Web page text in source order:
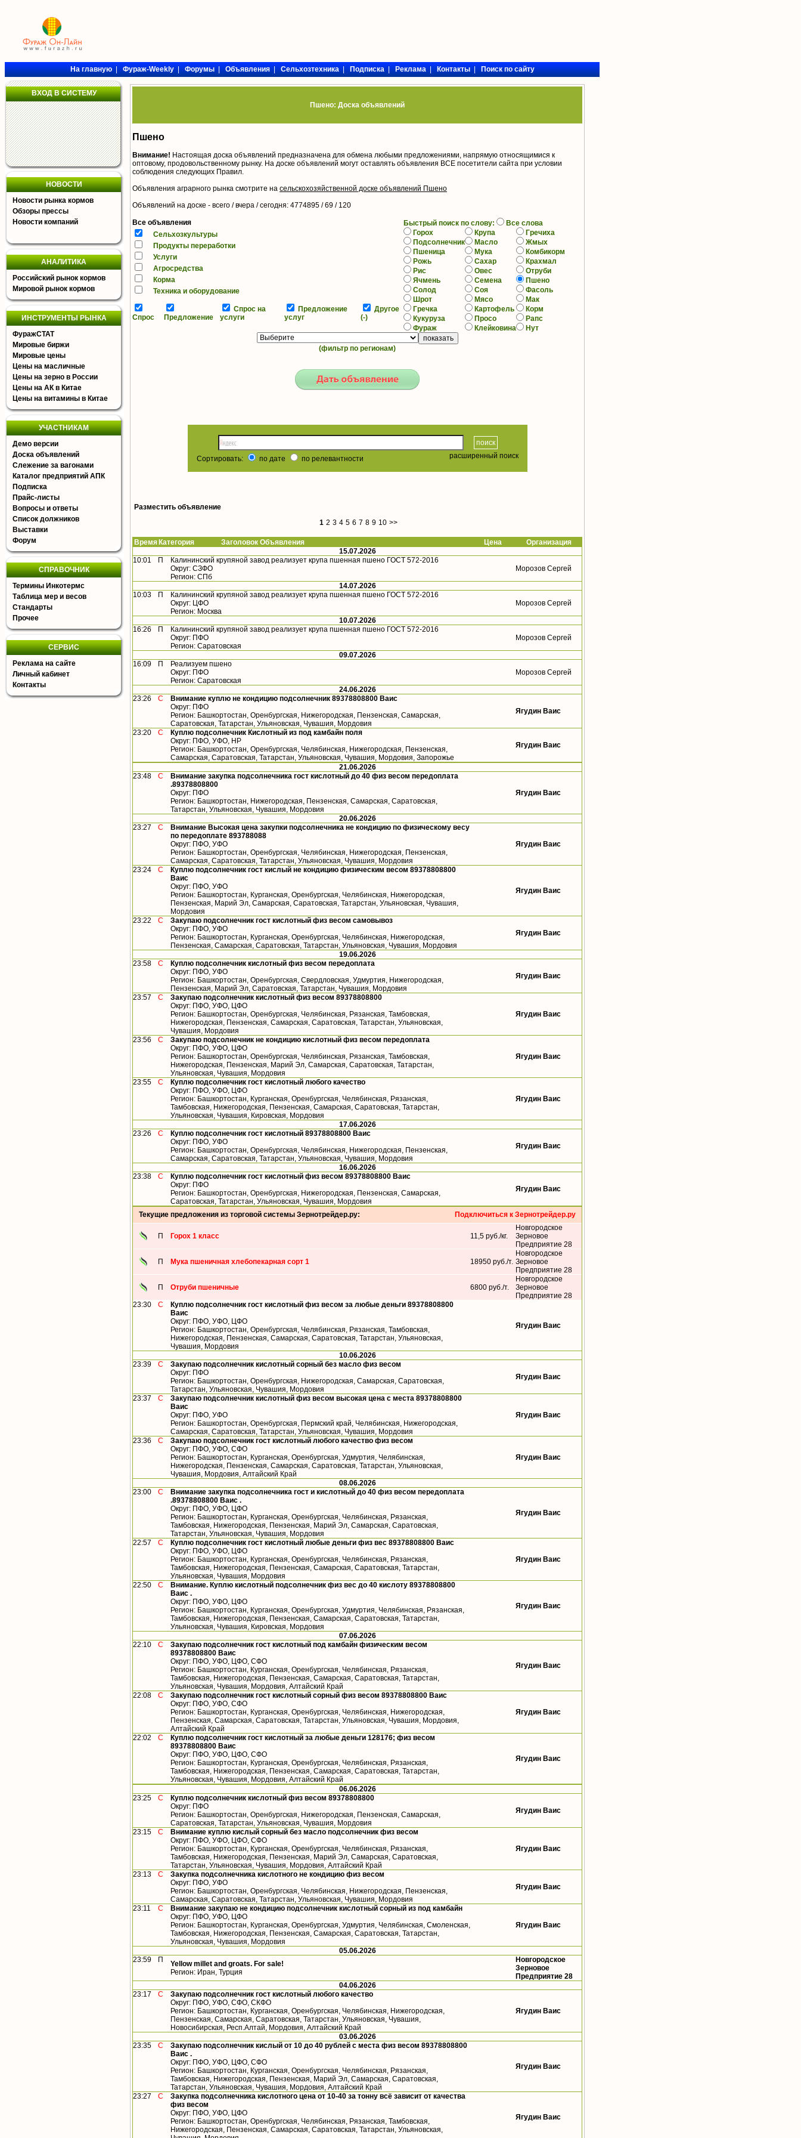
На главную|Фураж-Weekly|Форумы|Объявления|Сельхозтехника|Подписка|Реклама|Контакты|Поиск по сайту
ВХОД В СИСТЕМУ
НОВОСТИ
Новости рынка кормов
Обзоры прессы
Новости компаний
АНАЛИТИКА
Российский рынок кормов
Мировой рынок кормов
ИНСТРУМЕНТЫ РЫНКА
ФуражСТАТ
Мировые биржи
Мировые цены
Цены на масличные
Цены на зерно в России
Цены на АК в Китае
Цены на витамины в Китае
УЧАСТНИКАМ
Демо версии
Доска объявлений
Слежение за вагонами
Каталог предприятий АПК
Подписка
Прайс-листы
Вопросы и ответы
Список должников
Выставки
Форум
СПРАВОЧНИК
Термины Инкотермс
Таблица мер и весов
Стандарты
Прочее
СЕРВИС
Реклама на сайте
Личный кабинет
Контакты
Пшено: Доска объявлений
Пшено
Внимание! Настоящая доска объявлений предназначена для обмена любыми предложениями, напрямую относящимися к
оптовому, продовольственному рынку. На доске объявлений могут оставлять объявления ВСЕ посетители сайта при условии
соблюдения следующих Правил.
Объявления аграрного рынка смотрите на сельскохозяйственной доске объявлений Пшено
Объявлений на доске - всего / вчера /сегодня: 4774895 / 69 / 120
Все объявления Быстрый поиск по слову:
Все слова
Сельхозкультуры
Продукты переработки
Услуги
Агросредства
Корма
Техника и оборудование
Горох Крупа
Гречиха
Подсолнечник
Масло
Жмых
Пшеница
Мука
Комбикорм
Рожь
Сахар
Крахмал
Рис
Овес
Отруби
Ячмень
Семена
Пшено
Солод
Соя
Фасоль
Шрот
Мясо
Мак
Гречка
Картофель
Корм
Кукуруза
Просо
Рапс
Фураж
Клейковина Нут
Спрос Предложение
Спрос на
услуги
Предложение
услуг
Другое
(-)
(фильтр по регионам)
Сортировать: по дате по релевантности расширенный поиск
Разместить объявление
1 2 3 4 5 6 7 8 9 10 >>
Время Категория Заголовок Объявления Цена
Организация
15.07.2026
10:01
П
Калининский крупяной завод реализует крупа пшенная пшено ГОСТ 572-2016
Округ: СЗФО
Регион: СПб
Морозов Сергей
14.07.2026
10:03
П
Калининский крупяной завод реализует крупа пшенная пшено ГОСТ 572-2016
Округ: ЦФО
Регион: Москва
Морозов Сергей
10.07.2026
16:26
П
Калининский крупяной завод реализует крупа пшенная пшено ГОСТ 572-2016
Округ: ПФО
Регион: Саратовская
Морозов Сергей
09.07.2026
16:09
П
Реализуем пшено
Округ: ПФО
Регион: Саратовская
Морозов Сергей
24.06.2026
23:26
С
Внимание куплю не кондицию подсолнечник 89378808800 Ваис
Округ: ПФО
Регион: Башкортостан, Оренбургская, Нижегородская, Пензенская, Самарская,
Саратовская, Татарстан, Ульяновская, Чувашия, Мордовия
Ягудин Ваис
23:20 С
Куплю подсолнечник Кислотный из под камбайн поля
Округ: ПФО, УФО, НР
Регион: Башкортостан, Оренбургская, Челябинская, Нижегородская, Пензенская,
Самарская, Саратовская, Татарстан, Ульяновская, Чувашия, Мордовия, Запорожье
Ягудин Ваис
21.06.2026
23:48
С
Внимание закупка подсолнечника гост кислотный до 40 физ весом передоплата
.89378808800
Округ: ПФО
Регион: Башкортостан, Нижегородская, Пензенская, Самарская, Саратовская,
Татарстан, Ульяновская, Чувашия, Мордовия
Ягудин Ваис
20.06.2026
23:27
С
Внимание Высокая цена закупки подсолнечника не кондицию по физическому весу
по передоплате 893788088
Округ: ПФО, УФО
Регион: Башкортостан, Оренбургская, Челябинская, Нижегородская, Пензенская,
Самарская, Саратовская, Татарстан, Ульяновская, Чувашия, Мордовия
Ягудин Ваис
23:24 С
Куплю подсолнечник гост кислый не кондицию физическим весом 89378808800
Ваис
Округ: ПФО, УФО
Регион: Башкортостан, Курганская, Оренбургская, Челябинская, Нижегородская,
Пензенская, Марий Эл, Самарская, Саратовская, Татарстан, Ульяновская, Чувашия,
Мордовия
Ягудин Ваис
23:22 С
Закупаю подсолнечник гост кислотный физ весом самовывоз
Округ: ПФО, УФО
Регион: Башкортостан, Курганская, Оренбургская, Челябинская, Нижегородская,
Пензенская, Самарская, Саратовская, Татарстан, Ульяновская, Чувашия, Мордовия
Ягудин Ваис
19.06.2026
23:58
С
Куплю подсолнечник кислотный физ весом передоплата
Округ: ПФО, УФО
Регион: Башкортостан, Оренбургская, Свердловская, Удмуртия, Нижегородская,
Пензенская, Марий Эл, Саратовская, Татарстан, Чувашия, Мордовия
Ягудин Ваис
23:57 С
Закупаю подсолнечник кислотный физ весом 89378808800
Округ: ПФО, УФО, ЦФО
Регион: Башкортостан, Оренбургская, Челябинская, Рязанская, Тамбовская,
Нижегородская, Пензенская, Самарская, Саратовская, Татарстан, Ульяновская,
Чувашия, Мордовия
Ягудин Ваис
23:56 С
Закупаю подсолнечник не кондицию кислотный физ весом передоплата
Округ: ПФО, УФО, ЦФО
Регион: Башкортостан, Оренбургская, Челябинская, Рязанская, Тамбовская,
Нижегородская, Пензенская, Марий Эл, Самарская, Саратовская, Татарстан,
Ульяновская, Чувашия, Мордовия
Ягудин Ваис
23:55 С
Куплю подсолнечник гост кислотный любого качество
Округ: ПФО, УФО, ЦФО
Регион: Башкортостан, Курганская, Оренбургская, Челябинская, Рязанская,
Тамбовская, Нижегородская, Пензенская, Самарская, Саратовская, Татарстан,
Ульяновская, Чувашия, Кировская, Мордовия
Ягудин Ваис
17.06.2026
23:26
С
Куплю подсолнечник гост кислотный 89378808800 Ваис
Округ: ПФО, УФО
Регион: Башкортостан, Оренбургская, Челябинская, Нижегородская, Пензенская,
Самарская, Саратовская, Татарстан, Ульяновская, Чувашия, Мордовия
Ягудин Ваис
16.06.2026
23:38
С
Куплю подсолнечник гост кислотный физ весом 89378808800 Ваис
Округ: ПФО
Регион: Башкортостан, Оренбургская, Нижегородская, Пензенская, Самарская,
Саратовская, Татарстан, Ульяновская, Чувашия, Мордовия
Ягудин Ваис
Текущие предложения из торговой системы Зернотрейдер.ру: Подключиться к Зернотрейдер.ру
П Горох 1 класс 11,5 руб./кг.
Новгородское
Зерновое
Предприятие 28
П Мука пшеничная хлебопекарная сорт 1 18950 руб./т.
Новгородское
Зерновое
Предприятие 28
П Отруби пшеничные 6800 руб./т.
Новгородское
Зерновое
Предприятие 28
23:30
С
Куплю подсолнечник гост кислотный физ весом за любые деньги 89378808800
Ваис
Округ: ПФО, УФО, ЦФО
Регион: Башкортостан, Оренбургская, Челябинская, Рязанская, Тамбовская,
Нижегородская, Пензенская, Самарская, Саратовская, Татарстан, Ульяновская,
Чувашия, Мордовия
Ягудин Ваис
10.06.2026
23:39
С
Закупаю подсолнечник кислотный сорный без масло физ весом
Округ: ПФО
Регион: Башкортостан, Оренбургская, Нижегородская, Самарская, Саратовская,
Татарстан, Ульяновская, Чувашия, Мордовия
Ягудин Ваис
23:37 С
Закупаю подсолнечник кислотный физ весом высокая цена с места 89378808800
Ваис
Округ: ПФО, УФО
Регион: Башкортостан, Оренбургская, Пермский край, Челябинская, Нижегородская,
Самарская, Саратовская, Татарстан, Ульяновская, Чувашия, Мордовия
Ягудин Ваис
23:36 С
Закупаю подсолнечник гост кислотный любого качество физ весом
Округ: ПФО, УФО, СФО
Регион: Башкортостан, Курганская, Оренбургская, Удмуртия, Челябинская,
Нижегородская, Пензенская, Самарская, Саратовская, Татарстан, Ульяновская,
Чувашия, Мордовия, Алтайский Край
Ягудин Ваис
08.06.2026
23:00
С
Внимание закупка подсолнечника гост и кислотный до 40 физ весом передоплата
.89378808800 Ваис .
Округ: ПФО, УФО, ЦФО
Регион: Башкортостан, Курганская, Оренбургская, Челябинская, Рязанская,
Тамбовская, Нижегородская, Пензенская, Марий Эл, Самарская, Саратовская,
Татарстан, Ульяновская, Чувашия, Мордовия
Ягудин Ваис
22:57 С
Куплю подсолнечник гост кислотный любые деньги физ вес 89378808800 Ваис
Округ: ПФО, УФО, ЦФО
Регион: Башкортостан, Курганская, Оренбургская, Челябинская, Рязанская,
Тамбовская, Нижегородская, Пензенская, Самарская, Саратовская, Татарстан,
Ульяновская, Чувашия, Мордовия
Ягудин Ваис
22:50 С
Внимание. Куплю кислотный подсолнечник физ вес до 40 кислоту 89378808800
Ваис .
Округ: ПФО, УФО, ЦФО
Регион: Башкортостан, Курганская, Оренбургская, Удмуртия, Челябинская, Рязанская,
Тамбовская, Нижегородская, Пензенская, Самарская, Саратовская, Татарстан,
Ульяновская, Чувашия, Кировская, Мордовия
Ягудин Ваис
07.06.2026
22:10
С
Закупаю подсолнечник гост кислотный под камбайн физическим весом
89378808800 Ваис
Округ: ПФО, УФО, ЦФО, СФО
Регион: Башкортостан, Курганская, Оренбургская, Челябинская, Рязанская,
Тамбовская, Нижегородская, Пензенская, Самарская, Саратовская, Татарстан,
Ульяновская, Чувашия, Мордовия, Алтайский Край
Ягудин Ваис
22:08 С
Закупаю подсолнечник гост кислотный сорный физ весом 89378808800 Ваис
Округ: ПФО, УФО, СФО
Регион: Башкортостан, Курганская, Оренбургская, Челябинская, Нижегородская,
Пензенская, Самарская, Саратовская, Татарстан, Ульяновская, Чувашия, Мордовия,
Алтайский Край
Ягудин Ваис
22:02 С
Куплю подсолнечник гост кислотный за любые деньги 128176; физ весом
89378808800 Ваис
Округ: ПФО, УФО, ЦФО, СФО
Регион: Башкортостан, Курганская, Оренбургская, Челябинская, Рязанская,
Тамбовская, Нижегородская, Пензенская, Самарская, Саратовская, Татарстан,
Ульяновская, Чувашия, Мордовия, Алтайский Край
Ягудин Ваис
06.06.2026
23:25
С
Куплю подсолнечник кислотный физ весом 89378808800
Округ: ПФО
Регион: Башкортостан, Оренбургская, Нижегородская, Пензенская, Самарская,
Саратовская, Татарстан, Ульяновская, Чувашия, Мордовия
Ягудин Ваис
23:15 С
Внимание куплю кислый сорный без масло подсолнечник физ весом
Округ: ПФО, УФО, ЦФО, СФО
Регион: Башкортостан, Курганская, Оренбургская, Челябинская, Рязанская,
Тамбовская, Нижегородская, Пензенская, Марий Эл, Самарская, Саратовская,
Татарстан, Ульяновская, Чувашия, Мордовия, Алтайский Край
Ягудин Ваис
23:13 С
Закупка подсолнечника кислотного не кондицию физ весом
Округ: ПФО, УФО
Регион: Башкортостан, Оренбургская, Челябинская, Нижегородская, Пензенская,
Самарская, Саратовская, Татарстан, Ульяновская, Чувашия, Мордовия
Ягудин Ваис
23:11 С
Внимание закупаю не кондицию подсолнечник кислотный сорный из под камбайн
Округ: ПФО, УФО, ЦФО
Регион: Башкортостан, Курганская, Оренбургская, Удмуртия, Челябинская, Смоленская,
Тамбовская, Нижегородская, Пензенская, Самарская, Саратовская, Татарстан,
Ульяновская, Чувашия, Мордовия
Ягудин Ваис
05.06.2026
23:59
П Yellow millet and groats. For sale!
Регион: Иран, Турция
Новгородское
Зерновое
Предприятие 28
04.06.2026
23:17
С
Закупаю подсолнечник гост кислотный любого качество
Округ: ПФО, УФО, СФО, СКФО
Регион: Башкортостан, Курганская, Оренбургская, Челябинская, Нижегородская,
Пензенская, Самарская, Саратовская, Татарстан, Ульяновская, Чувашия,
Новосибирская, Респ.Алтай, Мордовия, Алтайский Край
Ягудин Ваис
03.06.2026
23:35
С
Закупаю подсолнечник кислый от 10 до 40 рублей с места физ весом 89378808800
Ваис .
Округ: ПФО, УФО, ЦФО, СФО
Регион: Башкортостан, Курганская, Оренбургская, Челябинская, Рязанская,
Тамбовская, Нижегородская, Пензенская, Марий Эл, Самарская, Саратовская,
Татарстан, Ульяновская, Чувашия, Мордовия, Алтайский Край
Ягудин Ваис
23:27 С
Закупка подсолнечника кислотного цена от 10-40 за тонну всё зависит от качества
физ весом
Округ: ПФО, УФО, ЦФО
Регион: Башкортостан, Оренбургская, Челябинская, Рязанская, Тамбовская,
Нижегородская, Пензенская, Самарская, Саратовская, Татарстан, Ульяновская,
Ягудин Ваис